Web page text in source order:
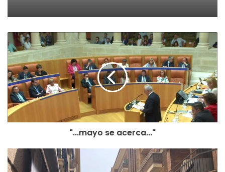
12:30 horas.-Inauguración de la Exposición
Hortofrutícola.
Lugar: Centro de Participación Activa para Personas
Mayores – Abierta del día 7 al 13 de septiembre en horario
de apertura del centro.
Organiza: Centro de Participación Activa para Personas
Mayores
Colabora: Ayuntamiento de Autol.
12:30 horas.-Apertura de la Exposición de Pintura “Autol
en la mirada de los Catones”.
Lugar: Centro de Participación Activa para Personas
"...mayo se acerca..."